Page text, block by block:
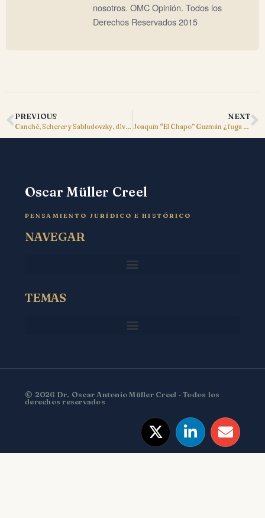
nosotros. OMC Opinión. Todos los
Derechos Reservados 2015
PREVIOUS
Canché, Scherer y Sabludovzky, diversas visiones del Derecho a la Información
NEXT
Joaquín “El Chapo” Guzmán ¿fuga o confabulación oficial?
Oscar Müller Creel
PENSAMIENTO JURÍDICO E HISTÓRICO
NAVEGAR
TEMAS
© 2026 Dr. Oscar Antonio Müller Creel · Todos los
derechos reservados